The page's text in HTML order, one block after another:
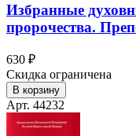
Избранные
пророчества.
630 ₽
Скидка ограничена
В корзину
Арт. 44232